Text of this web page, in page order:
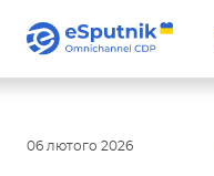
06 лютого 2026